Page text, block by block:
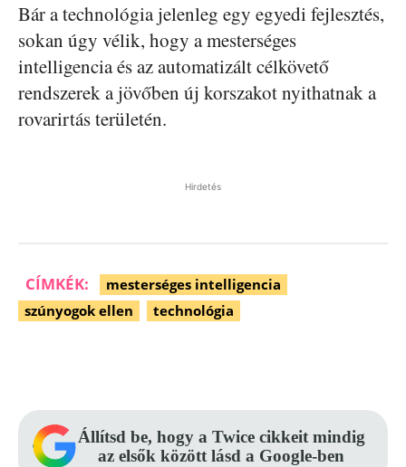
Bár a technológia jelenleg egy egyedi fejlesztés,
sokan úgy vélik, hogy a mesterséges
intelligencia és az automatizált célkövető
rendszerek a jövőben új korszakot nyithatnak a
rovarirtás területén.
Hirdetés
CÍMKÉK:
mesterséges intelligencia
szúnyogok ellen
technológia
Állítsd be, hogy a Twice cikkeit mindig
az elsők között lásd a Google-ben